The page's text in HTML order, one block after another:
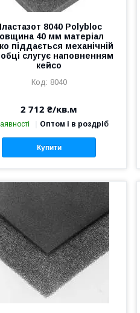
8040 Polybloc
40 мм матеріал
піддається механічній
слугує наповненням
кейсо
8040
2 712 ₴/кв.м
Оптом і в роздріб
Купити